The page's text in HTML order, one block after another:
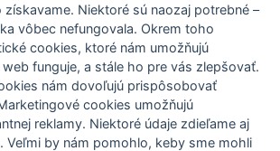
získavame. Niektoré sú naozaj potrebné –
vôbec nefungovala. Okrem toho
cookies, ktoré nám umožňujú
funguje, a stále ho pre vás zlepšovať.
nám dovoľujú prispôsobovať
cookies umožňujú
reklamy. Niektoré údaje zdieľame aj
Veľmi by nám pomohlo, keby sme mohli